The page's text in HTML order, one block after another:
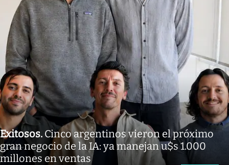
Exitosos. Cinco argentinos vieron el próximo
gran negocio de la IA: ya manejan u$s 1.000
millones en ventas